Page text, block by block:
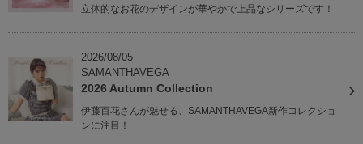
立体的なお花のデザインが華やかで上品なシリーズです！
2026/08/05
SAMANTHAVEGA
2026 Autumn Collection
伊藤百花さんが魅せる、SAMANTHAVEGA新作コレクショ
ンに注目！